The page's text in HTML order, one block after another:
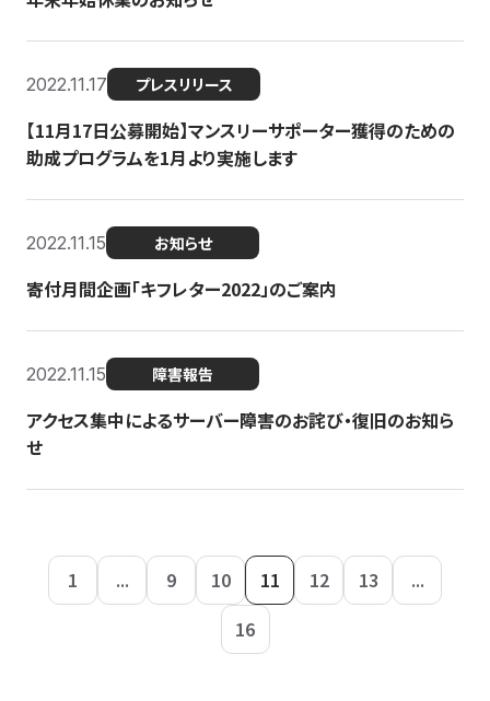
2022.11.17 プレスリリース
【11月17日公募開始】マンスリーサポーター獲得のための
助成プログラムを1月より実施します
2022.11.15 お知らせ
寄付月間企画「キフレター2022」のご案内
2022.11.15 障害報告
アクセス集中によるサーバー障害のお詫び・復旧のお知ら
せ
1 ... 9 10 11 12 13
...
16